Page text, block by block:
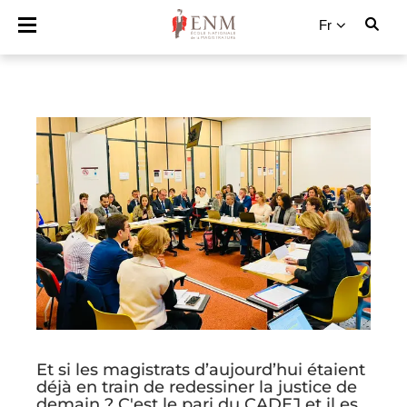
Fr
Et si les magistrats d’aujourd’hui étaient
déjà en train de redessiner la justice de